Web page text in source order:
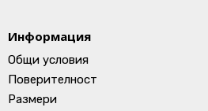
Информация
Общи условия
Поверителност
Размери